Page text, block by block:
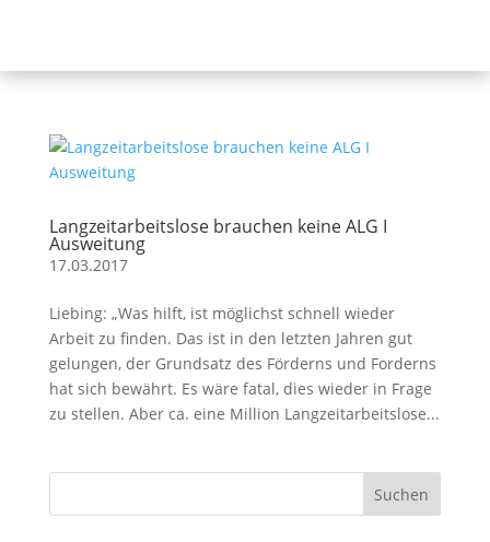
Langzeitarbeitslose brauchen keine ALG I
Ausweitung
17.03.2017
Liebing: „Was hilft, ist möglichst schnell wieder
Arbeit zu finden. Das ist in den letzten Jahren gut
gelungen, der Grundsatz des Förderns und Forderns
hat sich bewährt. Es wäre fatal, dies wieder in Frage
zu stellen. Aber ca. eine Million Langzeitarbeitslose...
Suchen